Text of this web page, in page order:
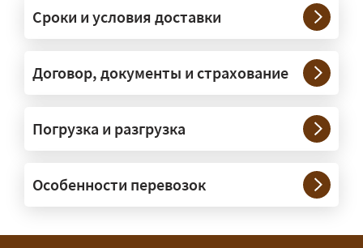
крупногабаритную технику и
конструкции. Транспорт подбираем
под конкретные размеры и вес груза.
сопровождение?
организуем. Потребность в машинах
прикрытия зависит от габаритов
груза и маршрута; это определяется
Сроки и условия доставки
Договор, документы и страхование
Погрузка и разгрузка
Особенности перевозок